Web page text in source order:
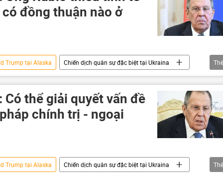
đồng thuận nào ở
Trump tại Alaska
Chiến dịch quân sự đặc biệt tại Ukraina
giới Sergey Lavrov
Nga
Cuộc khủng hoảng ở Ukraina
Hoa Kỳ
Có thể giải quyết vấn đề
chính trị - ngoại
Trump tại Alaska
Chiến dịch quân sự đặc biệt tại Ukraina